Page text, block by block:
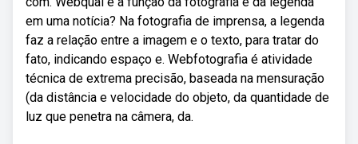
em uma notícia? Na fotografia de imprensa, a legenda
faz a relação entre a imagem e o texto, para tratar do
fato, indicando espaço e. Webfotografia é atividade
técnica de extrema precisão, baseada na mensuração
(da distância e velocidade do objeto, da quantidade de
luz que penetra na câmera, da.